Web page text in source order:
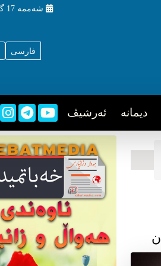
شه‌ممه‌ 17 گه‌لاوێژ2726
فارسی
دیمانه ئه‌رشیڤ